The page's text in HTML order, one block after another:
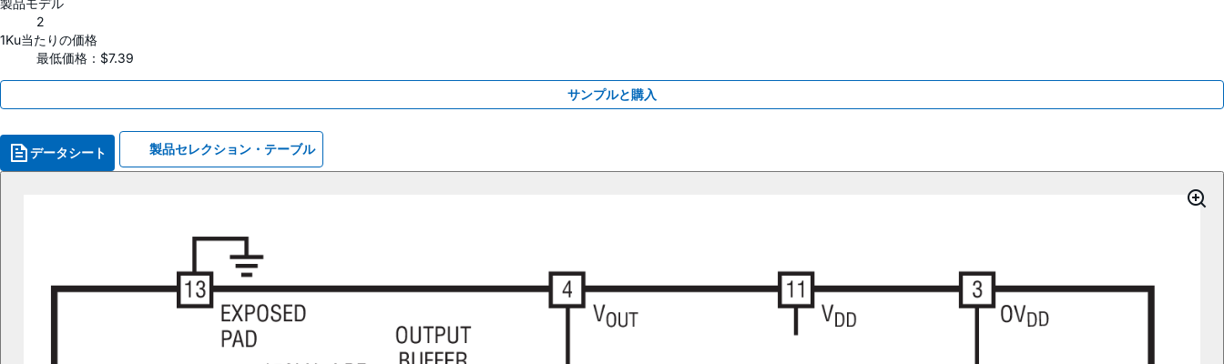
製品モデル
2
1Ku当たりの価格
最低価格：$7.39
サンプルと購入
データシート 製品セレクション・テーブル